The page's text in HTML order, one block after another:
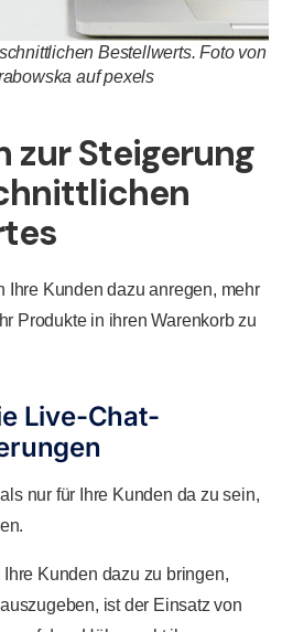
Bestellwerts. Foto von
auf pexels
zur Steigerung
Ihre Kunden dazu anregen, mehr
Produkte in ihren Warenkorb zu
Live-Chat-
nur für Ihre Kunden da zu sein,
Kunden dazu zu bringen,
ist der Einsatz von